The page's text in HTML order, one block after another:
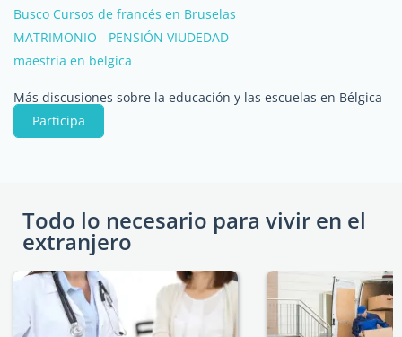
Busco Cursos de francés en Bruselas
MATRIMONIO - PENSIÓN VIUDEDAD
maestria en belgica
Más discusiones sobre la educación y las escuelas en Bélgica
Participa
Todo lo necesario para vivir en el
extranjero